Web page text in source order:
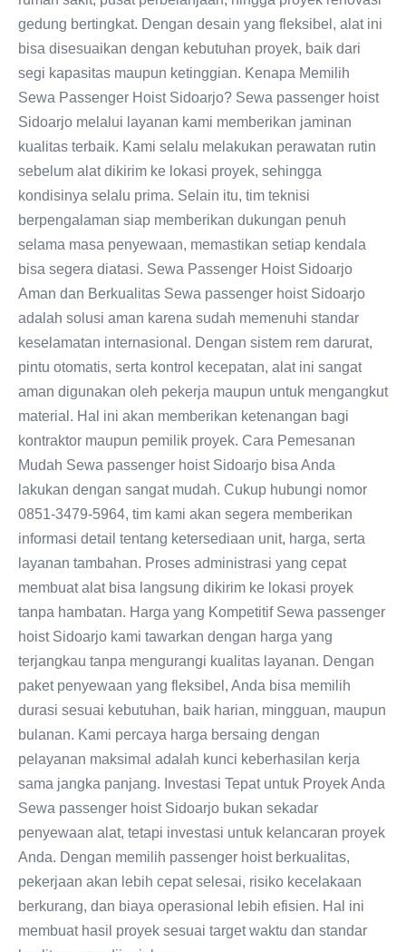
gedung bertingkat. Dengan desain yang fleksibel, alat ini
bisa disesuaikan dengan kebutuhan proyek, baik dari
segi kapasitas maupun ketinggian. Kenapa Memilih
Sewa Passenger Hoist Sidoarjo? Sewa passenger hoist
Sidoarjo melalui layanan kami memberikan jaminan
kualitas terbaik. Kami selalu melakukan perawatan rutin
sebelum alat dikirim ke lokasi proyek, sehingga
kondisinya selalu prima. Selain itu, tim teknisi
berpengalaman siap memberikan dukungan penuh
selama masa penyewaan, memastikan setiap kendala
bisa segera diatasi. Sewa Passenger Hoist Sidoarjo
Aman dan Berkualitas Sewa passenger hoist Sidoarjo
adalah solusi aman karena sudah memenuhi standar
keselamatan internasional. Dengan sistem rem darurat,
pintu otomatis, serta kontrol kecepatan, alat ini sangat
aman digunakan oleh pekerja maupun untuk mengangkut
material. Hal ini akan memberikan ketenangan bagi
kontraktor maupun pemilik proyek. Cara Pemesanan
Mudah Sewa passenger hoist Sidoarjo bisa Anda
lakukan dengan sangat mudah. Cukup hubungi nomor
0851-3479-5964, tim kami akan segera memberikan
informasi detail tentang ketersediaan unit, harga, serta
layanan tambahan. Proses administrasi yang cepat
membuat alat bisa langsung dikirim ke lokasi proyek
tanpa hambatan. Harga yang Kompetitif Sewa passenger
hoist Sidoarjo kami tawarkan dengan harga yang
terjangkau tanpa mengurangi kualitas layanan. Dengan
paket penyewaan yang fleksibel, Anda bisa memilih
durasi sesuai kebutuhan, baik harian, mingguan, maupun
bulanan. Kami percaya harga bersaing dengan
pelayanan maksimal adalah kunci keberhasilan kerja
sama jangka panjang. Investasi Tepat untuk Proyek Anda
Sewa passenger hoist Sidoarjo bukan sekadar
penyewaan alat, tetapi investasi untuk kelancaran proyek
Anda. Dengan memilih passenger hoist berkualitas,
pekerjaan akan lebih cepat selesai, risiko kecelakaan
berkurang, dan biaya operasional lebih efisien. Hal ini
membuat hasil proyek sesuai target waktu dan standar